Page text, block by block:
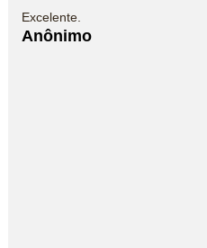
Excelente.
Anônimo